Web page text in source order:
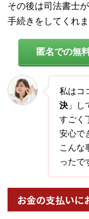
その後は司法書士
手続きをしてくれま
匿名での無
私はコ
決」し
すごく
安心で
こんな
ったで
お金の支払いに